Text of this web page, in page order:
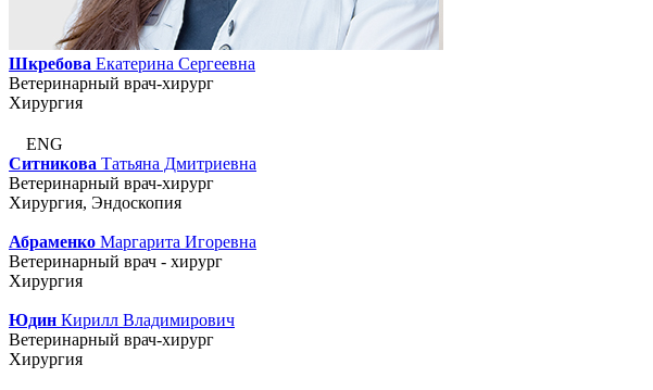
Шкребова Екатерина Сергеевна
Ветеринарный врач-хирург
Хирургия
ENG
Ситникова Татьяна Дмитриевна
Ветеринарный врач-хирург
Хирургия, Эндоскопия
Абраменко Маргарита Игоревна
Ветеринарный врач - хирург
Хирургия
Юдин Кирилл Владимирович
Ветеринарный врач-хирург
Хирургия